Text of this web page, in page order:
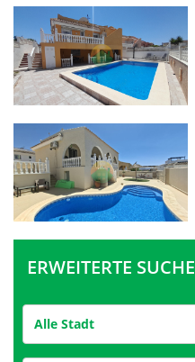
ERWEITERTE SUCHE
Alle Stadt